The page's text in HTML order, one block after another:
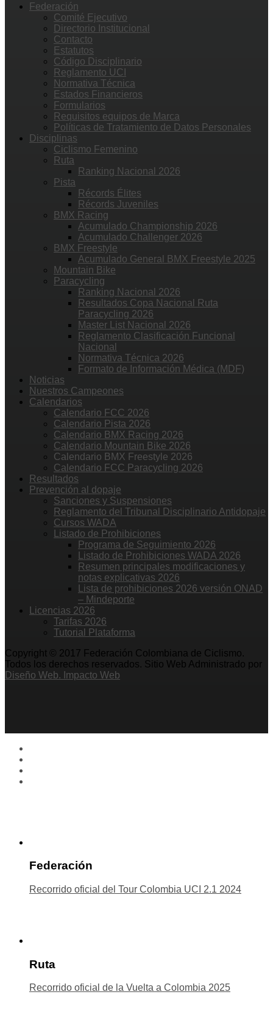
Federación
Comité Ejecutivo
Directorio Institucional
Contacto
Estatutos
Código Disciplinario
Reglamento UCI
Normativa Técnica
Estados Financieros
Formularios
Requisitos equipos de Marca
Políticas de Tratamiento de Datos Personales
Disciplinas
Ciclismo Femenino
Ruta
Ranking Nacional 2026
Pista
Récords Élites
Récords Juveniles
BMX Racing
Acumulado Championship 2026
Acumulado Challenger 2026
BMX Freestyle
Acumulado General BMX Freestyle 2025
Mountain Bike
Paracycling
Ranking Nacional 2026
Resultados Copa Nacional Ruta
Paracycling 2026
Master List Nacional 2026
Reglamento Clasificación Funcional
Nacional
Normativa Técnica 2026
Formato de Información Médica (MDF)
Noticias
Nuestros Campeones
Calendarios
Calendario FCC 2026
Calendario Pista 2026
Calendario BMX Racing 2026
Calendario Mountain Bike 2026
Calendario BMX Freestyle 2026
Calendario FCC Paracycling 2026
Resultados
Prevención al dopaje
Sanciones y Suspensiones
Reglamento del Tribunal Disciplinario Antidopaje
Cursos WADA
Listado de Prohibiciones
Programa de Seguimiento 2026
Listado de Prohibiciones WADA 2026
Resumen principales modificaciones y
notas explicativas 2026
Lista de prohibiciones 2026 versión ONAD
– Mindeporte
Licencias 2026
Tarifas 2026
Tutorial Plataforma
Copyright © 2017 Federación Colombiana de Ciclismo.
Todos los derechos reservados. Sitio Web Administrado por
Diseño Web. Impacto Web
Federación
Recorrido oficial del Tour Colombia UCI 2.1 2024
Ruta
Recorrido oficial de la Vuelta a Colombia 2025